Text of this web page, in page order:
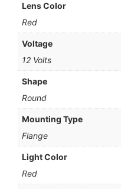
Lens Color
Red
Voltage
12 Volts
Shape
Round
Mounting Type
Flange
Light Color
Red